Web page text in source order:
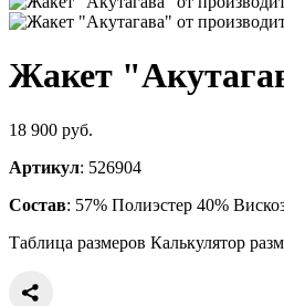
Жакет
18 900 руб.
Артикул: 526904
Состав: 57% Полиэстер 40%
Таблица размеров Калькулятор